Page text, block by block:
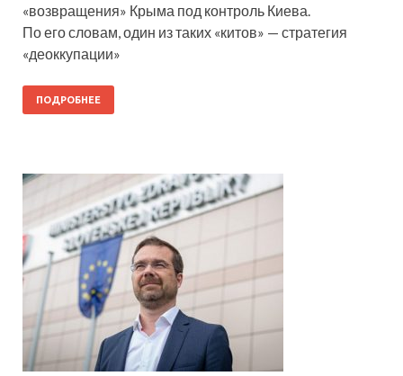
«возвращения» Крыма под контроль Киева.
По его словам, один из таких «китов» — стратегия
«деоккупации»
ПОДРОБНЕЕ